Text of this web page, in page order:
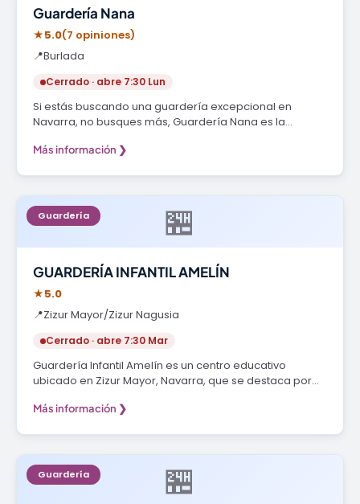
Guardería
Guardería Nana
★5.0(7 opiniones)
📍Burlada
Cerrado · abre 7:30 Lun
Si estás buscando una guardería excepcional en
Navarra, no busques más, Guardería Nana es la…
Más información ❯
🏪
Guardería
GUARDERÍA INFANTIL AMELÍN
★5.0
📍Zizur Mayor/Zizur Nagusia
Cerrado · abre 7:30 Mar
Guardería Infantil Amelín es un centro educativo
ubicado en Zizur Mayor, Navarra, que se destaca por…
Más información ❯
🏪
Guardería